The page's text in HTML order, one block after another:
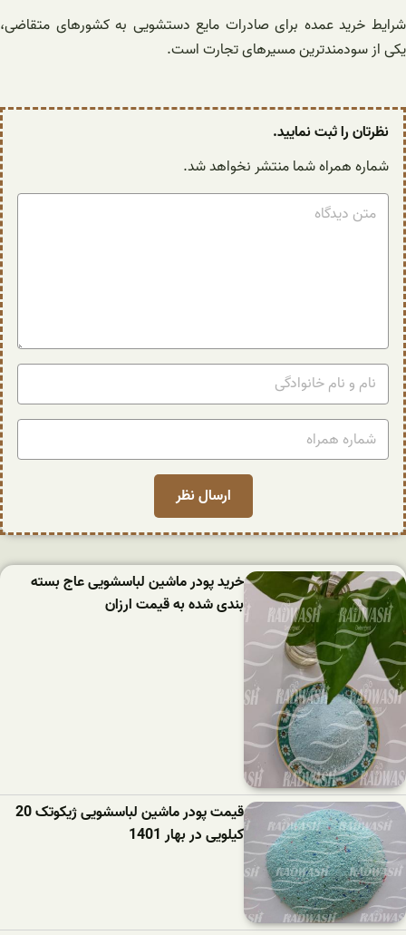
شرایط خرید عمده برای صادرات مایع دستشویی به کشورهای متقاضی،
یکی از سودمندترین مسیرهای تجارت است.
نظرتان را ثبت نمایید.
شماره همراه شما منتشر نخواهد شد.
خرید پودر ماشین لباسشویی عاج بسته
بندی شده به قیمت ارزان
قیمت پودر ماشین لباسشویی ژیکوتک 20
کیلویی در بهار 1401